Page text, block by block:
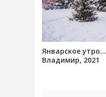
Январское
Владимир, 2021